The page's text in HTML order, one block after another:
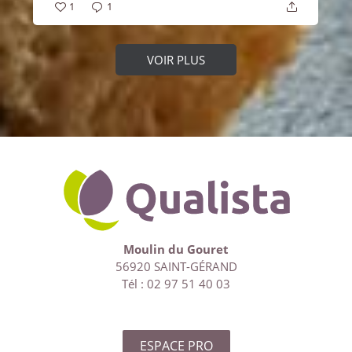
1 1
VOIR PLUS
Moulin du Gouret
56920 SAINT-GÉRAND
Tél : 02 97 51 40 03
ESPACE PRO